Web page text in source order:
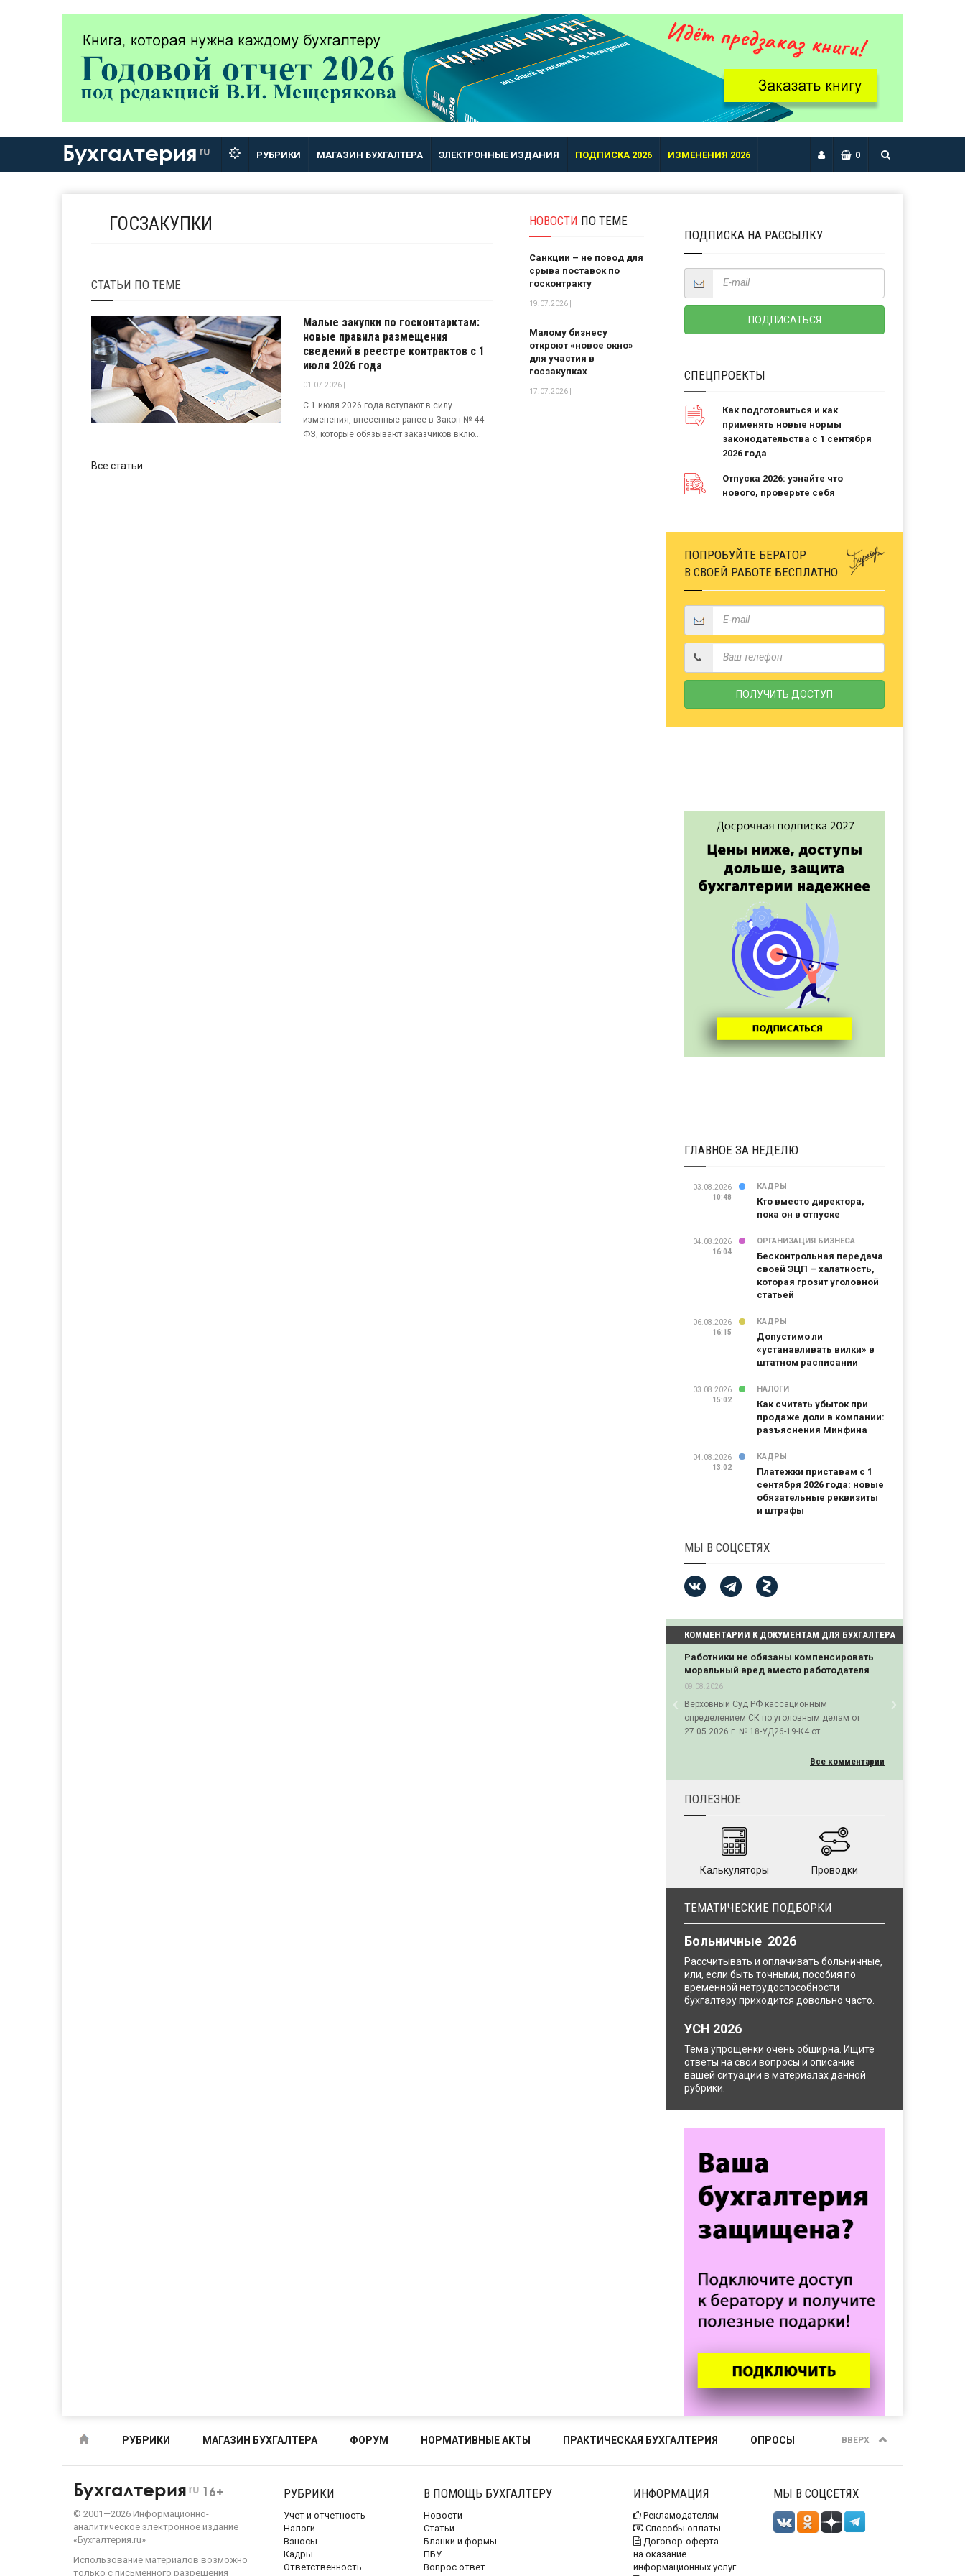
Бухгалтерия ru РУБРИКИ МАГАЗИН БУХГАЛТЕРА ЭЛЕКТРОННЫЕ ИЗДАНИЯ ПОДПИСКА 2026 ИЗМЕНЕНИЯ 2026 0
ГОСЗАКУПКИ
СТАТЬИ ПО ТЕМЕ
Малые закупки по госконтарктам:
новые правила размещения
сведений в реестре контрактов с 1
июля 2026 года
01.07.2026 |
С 1 июля 2026 года вступают в силу
изменения, внесенные ранее в Закон № 44-
ФЗ, которые обязывают заказчиков вклю...
Все статьи
НОВОСТИ ПО ТЕМЕ
Санкции – не повод для
срыва поставок по
госконтракту
19.07.2026 |
Малому бизнесу
откроют «новое окно»
для участия в
госзакупках
17.07.2026 |
ПОДПИСКА НА РАССЫЛКУ
СПЕЦПРОЕКТЫ
Как подготовиться и как
применять новые нормы
законодательства с 1 сентября
2026 года
Отпуска 2026: узнайте что
нового, проверьте себя
ПОПРОБУЙТЕ БЕРАТОР
В СВОЕЙ РАБОТЕ БЕСПЛАТНО
ГЛАВНОЕ ЗА НЕДЕЛЮ
03.08.2026
10:48
КАДРЫ
Кто вместо директора,
пока он в отпуске
04.08.2026
16:04
ОРГАНИЗАЦИЯ БИЗНЕСА
Бесконтрольная передача
своей ЭЦП – халатность,
которая грозит уголовной
статьей
06.08.2026
16:15
КАДРЫ
Допустимо ли
«устанавливать вилки» в
штатном расписании
03.08.2026
15:02
НАЛОГИ
Как считать убыток при
продаже доли в компании:
разъяснения Минфина
04.08.2026
13:02
КАДРЫ
Платежки приставам с 1
сентября 2026 года: новые
обязательные реквизиты
и штрафы
МЫ В СОЦСЕТЯХ
КОММЕНТАРИИ К ДОКУМЕНТАМ ДЛЯ БУХГАЛТЕРА
Работники не обязаны компенсировать
моральный вред вместо работодателя
09.08.2026
Верховный Суд РФ кассационным
определением СК по уголовным делам от
27.05.2026 г. № 18-УД26-19-К4 от...
‹Previous ›Next
Все комментарии
ПОЛЕЗНОЕ
Калькуляторы Проводки
ТЕМАТИЧЕСКИЕ ПОДБОРКИ
Больничные 2026
Рассчитывать и оплачивать больничные,
или, если быть точными, пособия по
временной нетрудоспособности
бухгалтеру приходится довольно часто.
УСН 2026
Тема упрощенки очень обширна. Ищите
ответы на свои вопросы и описание
вашей ситуации в материалах данной
рубрики.
РУБРИКИ МАГАЗИН БУХГАЛТЕРА ФОРУМ НОРМАТИВНЫЕ АКТЫ ПРАКТИЧЕСКАЯ БУХГАЛТЕРИЯ ОПРОСЫ ВВЕРХ
Бухгалтерия ru 16+
© 2001—2026 Информационно-
аналитическое электронное издание
«Бухгалтерия.ru»
Использование материалов возможно
только с письменного разрешения
РУБРИКИ
Учет и отчетность
Налоги
Взносы
Кадры
Ответственность
В ПОМОЩЬ БУХГАЛТЕРУ
Новости
Статьи
Бланки и формы
ПБУ
Вопрос ответ
ИНФОРМАЦИЯ
Рекламодателям
Способы оплаты
Договор-оферта
на оказание
информационных услуг
МЫ В СОЦСЕТЯХ